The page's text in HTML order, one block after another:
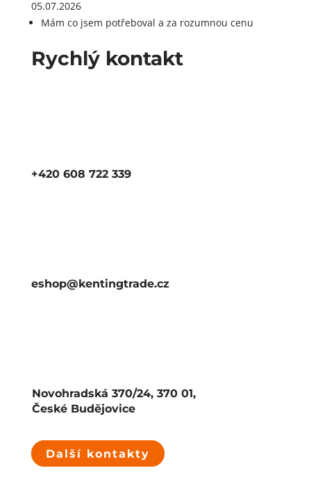
05.07.2026
Mám co jsem potřeboval a za rozumnou cenu
Rychlý kontakt
+420 608 722 339
eshop@kentingtrade.cz
Novohradská 370/24, 370 01,
České Budějovice
Další kontakty